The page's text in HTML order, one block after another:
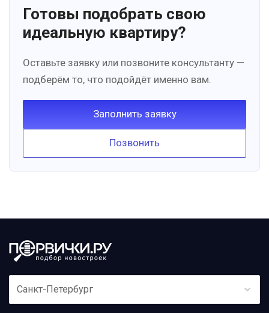
Готовы подобрать свою
идеальную квартиру?
Оставьте заявку или позвоните консультанту —
подберём то, что подойдёт именно вам.
Заполнить заявку
Позвонить
Санкт-Петербург